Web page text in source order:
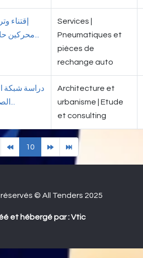
إقتناء
محرکین حافلت...
Services |
Pneumatiques et
pièces de
rechange auto
دراسة شبكة
الصالحة...
Architecture et
urbanisme | Etude
et consulting
10
© All Tenders 2025
et hébergé par : Vtic